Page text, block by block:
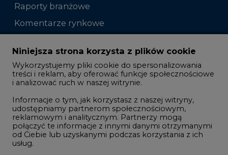
Raporty branżowe
Komentarze rynkowe
Zmiany kadrowe na rynku
Studio CIRE
Rozmowy o energetyce
Gospodarka
Geopolityka
LTE450
Niniejsza strona korzysta z plików cookie
Wykorzystujemy pliki cookie do spersonalizowania
treści i reklam, aby oferować funkcje społecznościowe
i analizować ruch w naszej witrynie.
Informacje o tym, jak korzystasz z naszej witryny,
udostępniamy partnerom społecznościowym,
reklamowym i analitycznym. Partnerzy mogą
połączyć te informacje z innymi danymi otrzymanymi
od Ciebie lub uzyskanymi podczas korzystania z ich
usług.